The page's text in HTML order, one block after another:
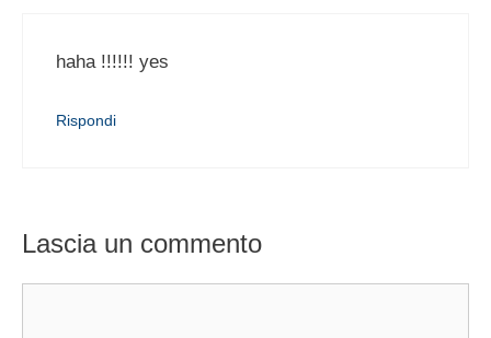
haha !!!!!! yes
Rispondi
Lascia un commento